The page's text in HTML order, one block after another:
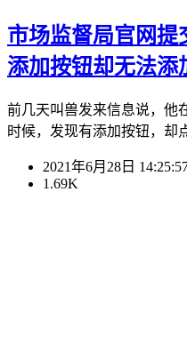
市场监督局官网
添加按钮却无法添
前几天叫兽发来信息说，他
时候，发现有添加按钮，却
2021年6月28日
1.69K